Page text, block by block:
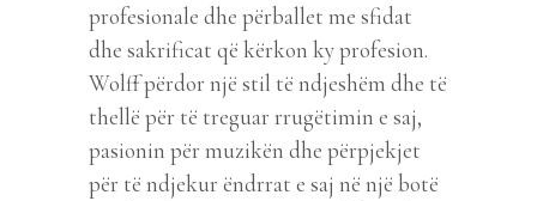
profesionale dhe përballet me sfidat
dhe sakrificat që kërkon ky profesion.
Wolff përdor një stil të ndjeshëm dhe të
thellë për të treguar rrugëtimin e saj,
pasionin për muzikën dhe përpjekjet
për të ndjekur ëndrrat e saj në një botë